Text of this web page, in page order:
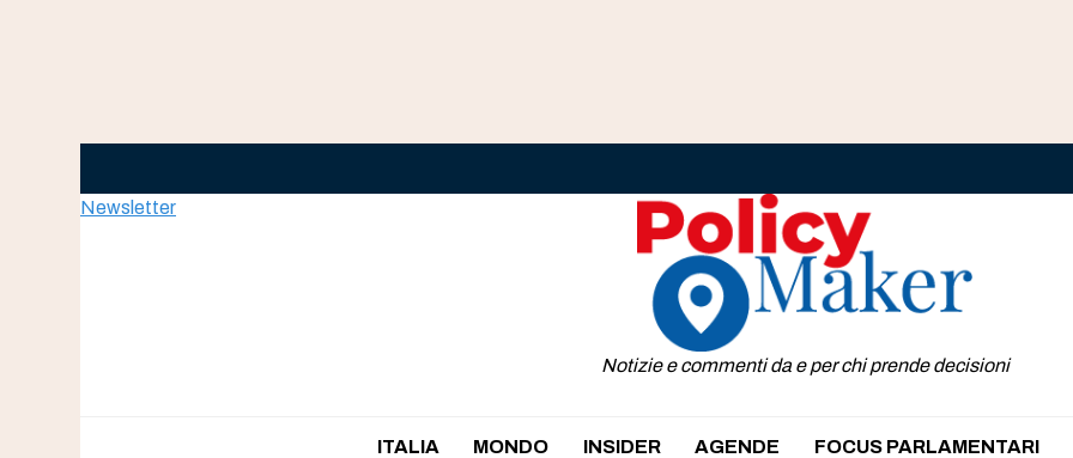
Newsletter
Notizie e commenti da e per chi prende decisioni
ITALIA MONDO INSIDER AGENDE FOCUS PARLAMENTARI